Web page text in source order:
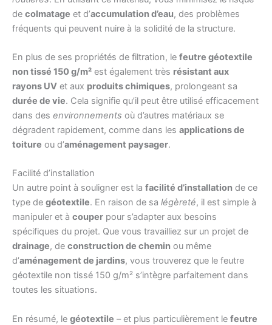
de colmatage et d’accumulation d’eau, des problèmes
fréquents qui peuvent nuire à la solidité de la structure.
En plus de ses propriétés de filtration, le feutre géotextile
non tissé 150 g/m² est également très résistant aux
rayons UV et aux produits chimiques, prolongeant sa
durée de vie. Cela signifie qu’il peut être utilisé efficacement
dans des environnements où d’autres matériaux se
dégradent rapidement, comme dans les applications de
toiture ou d’aménagement paysager.
Facilité d’installation
Un autre point à souligner est la facilité d’installation de ce
type de géotextile. En raison de sa légèreté, il est simple à
manipuler et à couper pour s’adapter aux besoins
spécifiques du projet. Que vous travailliez sur un projet de
drainage, de construction de chemin ou même
d’aménagement de jardins, vous trouverez que le feutre
géotextile non tissé 150 g/m² s’intègre parfaitement dans
toutes les situations.
En résumé, le géotextile – et plus particulièrement le feutre